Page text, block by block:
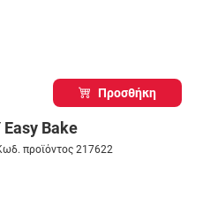
Προσθήκη
Bake
προϊόντος 217622